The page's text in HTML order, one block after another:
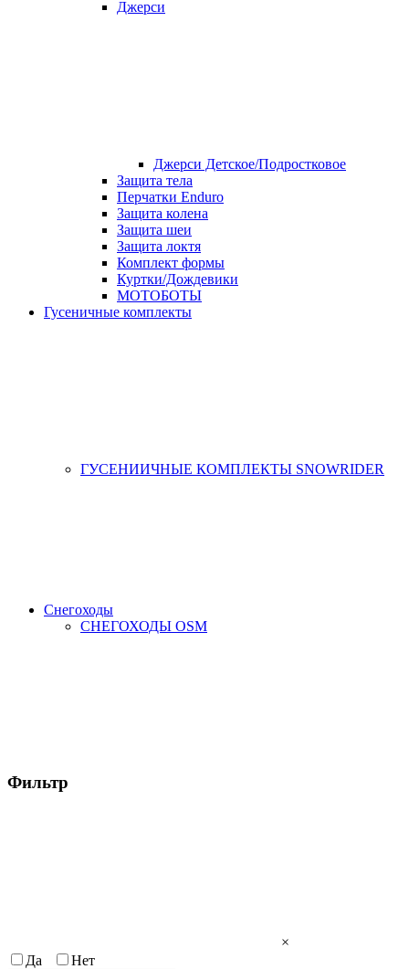
Джерси
Джерси Детское/Подростковое
Защита тела
Перчатки Enduro
Защита колена
Защита шеи
Защита локтя
Комплект формы
Куртки/Дождевики
МОТОБОТЫ
Гусеничные комплекты
ГУСЕНИИЧНЫЕ КОМПЛЕКТЫ SNOWRIDER
Снегоходы
СНЕГОХОДЫ OSM
Фильтр
×
Да
Нет